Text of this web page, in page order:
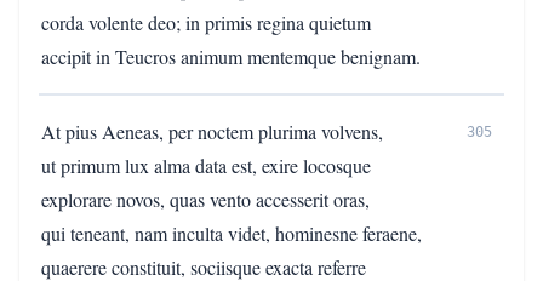
corda volente deo; in primis regina quietum
accipit in Teucros animum mentemque benignam.
At pius Aeneas, per noctem plurima volvens, 305
ut primum lux alma data est, exire locosque
explorare novos, quas vento accesserit oras,
qui teneant, nam inculta videt, hominesne feraene,
quaerere constituit, sociisque exacta referre